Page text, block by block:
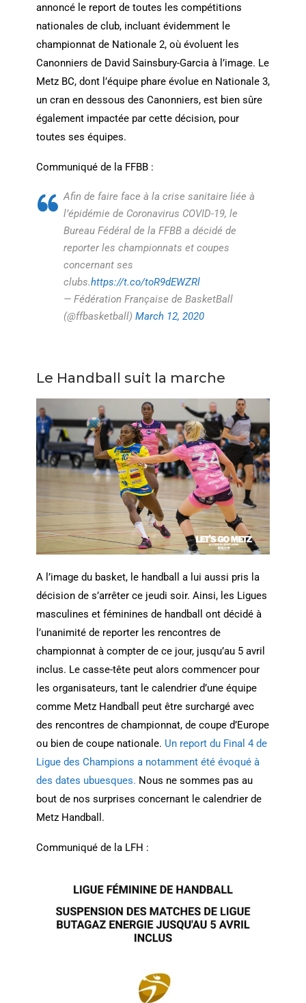
annoncé le report de toutes les compétitions
nationales de club, incluant évidemment le
championnat de Nationale 2, où évoluent les
Canonniers de David Sainsbury-Garcia à l’image. Le
Metz BC, dont l’équipe phare évolue en Nationale 3,
un cran en dessous des Canonniers, est bien sûre
également impactée par cette décision, pour
toutes ses équipes.
Communiqué de la FFBB :
Afin de faire face à la crise sanitaire liée à
l’épidémie de Coronavirus COVID-19, le
Bureau Fédéral de la FFBB a décidé de
reporter les championnats et coupes
concernant ses
clubs.https://t.co/toR9dEWZRl
— Fédération Française de BasketBall
(@ffbasketball) March 12, 2020
Le Handball suit la marche
A l’image du basket, le handball a lui aussi pris la
décision de s’arrêter ce jeudi soir. Ainsi, les Ligues
masculines et féminines de handball ont décidé à
l’unanimité de reporter les rencontres de
championnat à compter de ce jour, jusqu’au 5 avril
inclus. Le casse-tête peut alors commencer pour
les organisateurs, tant le calendrier d’une équipe
comme Metz Handball peut être surchargé avec
des rencontres de championnat, de coupe d’Europe
ou bien de coupe nationale. Un report du Final 4 de
Ligue des Champions a notamment été évoqué à
des dates ubuesques. Nous ne sommes pas au
bout de nos surprises concernant le calendrier de
Metz Handball.
Communiqué de la LFH :